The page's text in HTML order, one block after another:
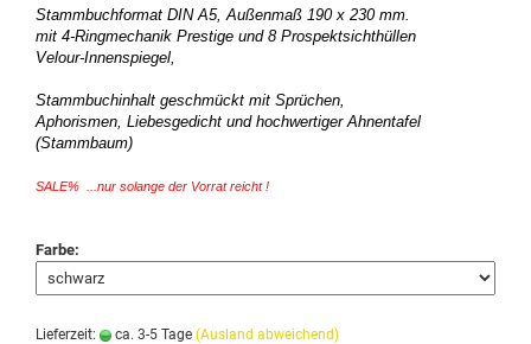
Stammbuchformat DIN A5, Außenmaß 190 x 230 mm.
mit 4-Ringmechanik Prestige und 8 Prospektsichthüllen
Velour-Innenspiegel,
Stammbuchinhalt geschmückt mit Sprüchen,
Aphorismen, Liebesgedicht und hochwertiger Ahnentafel
(Stammbaum)
SALE% ...nur solange der Vorrat reicht !
Farbe:
Lieferzeit: ca. 3-5 Tage (Ausland abweichend)